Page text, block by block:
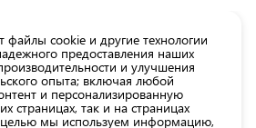
файлы cookie и другие технологии
предоставления наших
и улучшения
опыта; включая любой
и персонализированную
страницах, так и на страницах
целью мы используем информацию,